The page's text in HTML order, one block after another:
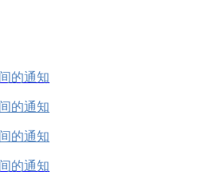
的通知
的通知
的通知
的通知